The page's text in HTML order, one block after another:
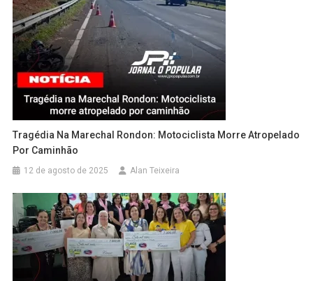
Tragédia Na Marechal Rondon: Motociclista Morre Atropelado
Por Caminhão
12 de agosto de 2025 Alan Teixeira